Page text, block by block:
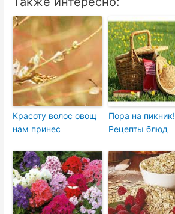
Красоту волос овощ
нам принес
Пора на пикник!
Рецепты блюд